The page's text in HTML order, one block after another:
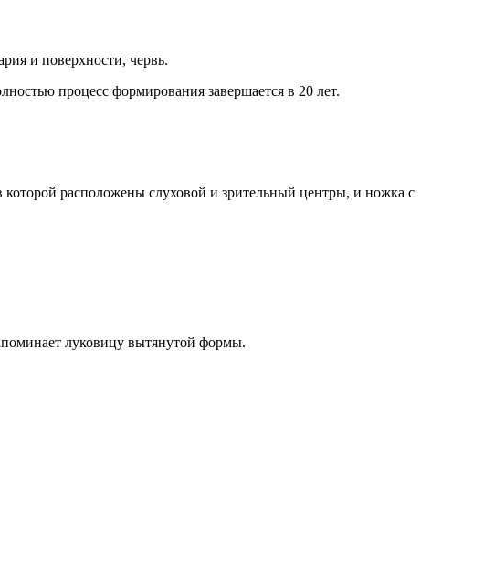
и поверхности, червь.
процесс формирования завершается в 20 лет.
расположены слуховой и зрительный центры, и ножка с
луковицу вытянутой формы.